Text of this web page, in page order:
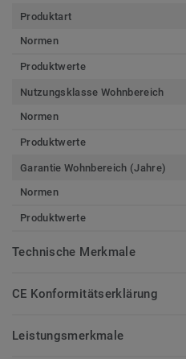
Produktart
Normen
Produktwerte
Nutzungsklasse Wohnbereich
Normen
Produktwerte
Garantie Wohnbereich (Jahre)
Normen
Produktwerte
Technische Merkmale
CE Konformitätserklärung
Leistungsmerkmale